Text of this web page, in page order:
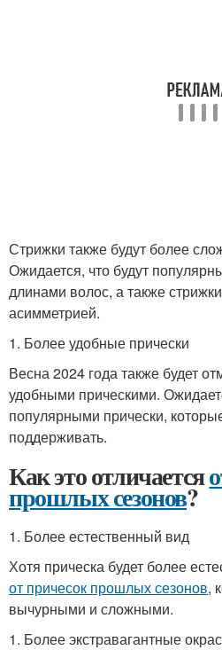
Стрижки также будут более
Ожидается, что будут
длинами волос, а также
асимметрией.
1. Более удобные прически
Весна 2024 года также будет
удобными прическими.
популярными прически,
поддерживать.
Как это отличается
прошлых сезонов?
1. Более естественный вид
Хотя прическа будет более
от причесок прошлых сезонов,
вычурными и сложными.
1. Более экстравагантные